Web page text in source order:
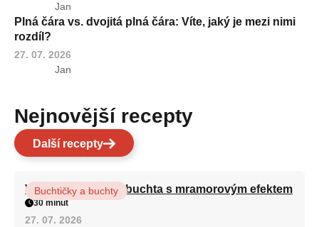
Jan
Plná čára vs. dvojitá plná čára: Víte, jaký je mezi nimi
rozdíl?
27. 07. 2026
Jan
Nejnovější recepty
Další recepty
Vláčná olejová litá buchta s mramorovým efektem
Buchtičky a buchty
30 minut
27. 07. 2026